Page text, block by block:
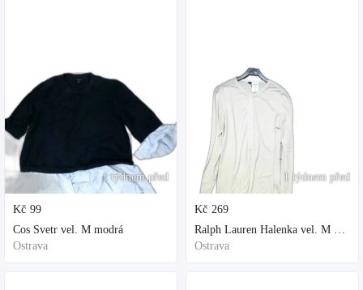
1 týdnem před
Kč 99
Cos Svetr vel. M modrá
Ostrava
1 týdnem před
Kč 269
Ralph Lauren Halenka vel. M bílá
Ostrava